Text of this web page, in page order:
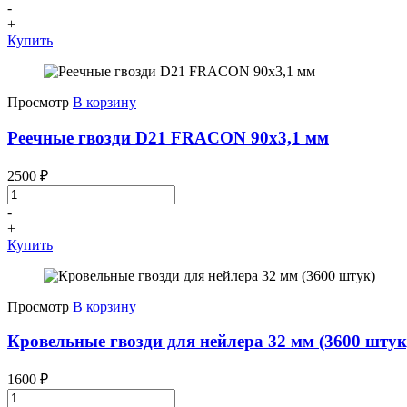
-
+
Купить
Просмотр В корзину
Реечные гвозди D21 FRACON 90x3,1 мм
2500 ₽
-
+
Купить
Просмотр В корзину
Кровельные гвозди для нейлера 32 мм (3600
1600 ₽